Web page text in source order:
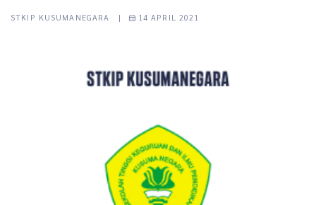
STKIP KUSUMANEGARA | 14 APRIL 2021